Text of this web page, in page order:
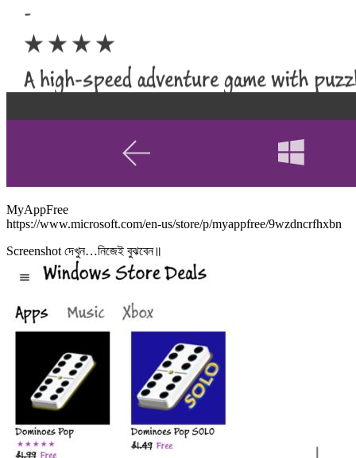
MyAppFree
https://www.microsoft.com/en-us/store/p/myappfree/9wzdncrfhxbn
Screenshot দেখুন…নিজেই বুঝবেন॥